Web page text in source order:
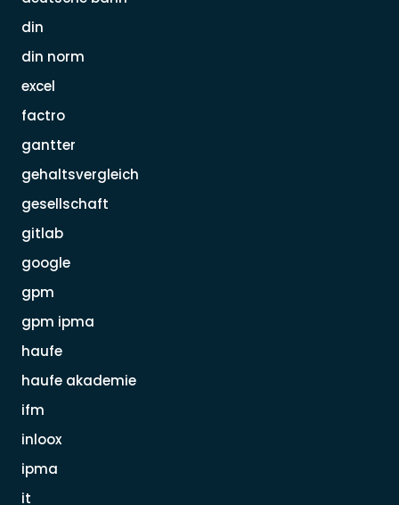
din
din norm
excel
factro
gantter
gehaltsvergleich
gesellschaft
gitlab
google
gpm
gpm ipma
haufe
haufe akademie
ifm
inloox
ipma
it